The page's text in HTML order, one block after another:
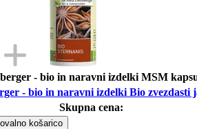
- bio in naravni izdelki MSM
- bio in naravni izdelki Bio zvezdasti
Skupna cena:
košarico